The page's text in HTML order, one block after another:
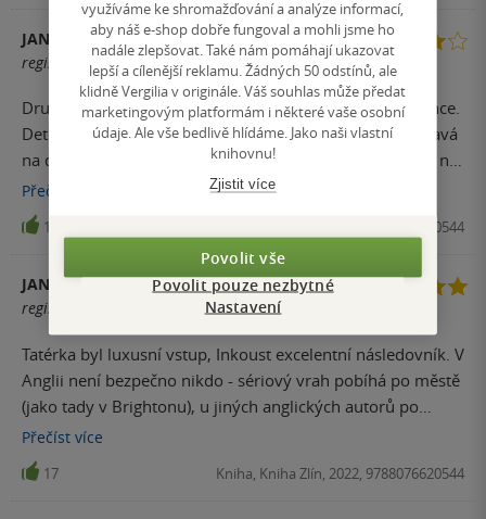
JANA PETÁKOVÁ
registrovaný uživatel
Druhá kniha se mi líbila. Napínavé od začátku až do konce.
Detektiv je sympatický. Kniha se četla dobře, jsem zvědavá
na další knihu. Není nutné číst knihy popořadě. Odkazů na
minulou knihu je tam málo.
Přečíst
17 Kniha, Kniha Zlín, 2022, 9788076620544
JANA ŠIMEČKOVÁ
registrovaný uživatel
Tatérka byl luxusní vstup, Inkoust excelentní následovník. V
Anglii není bezpečno nikdo - sériový vrah pobíhá po městě
(jako tady v Brightonu), u jiných anglických autorů po
venkově. V této knize navíc zabíjí velmi rafinovaným
způsobem. Osoba pachatele mě teda hodně překvapila.... V
této knize je zmíněno i něco navíc - rasismus a xenofobie a
Přečíst více
17 Kniha, Kniha Zlín, 2022, 9788076620544
využíváme ke shromažďování a analýze informací,
aby náš e-shop dobře fungoval a mohli jsme ho
nadále zlepšovat. Také nám pomáhají ukazovat
lepší a cílenější reklamu. Žádných 50 odstínů, ale
klidně Vergilia v originále. Váš souhlas může předat
marketingovým platformám i některé vaše osobní
údaje. Ale vše bedlivě hlídáme. Jako naši vlastní
knihovnu!
Zjistit více
Povolit vše
Povolit pouze nezbytné
Nastavení